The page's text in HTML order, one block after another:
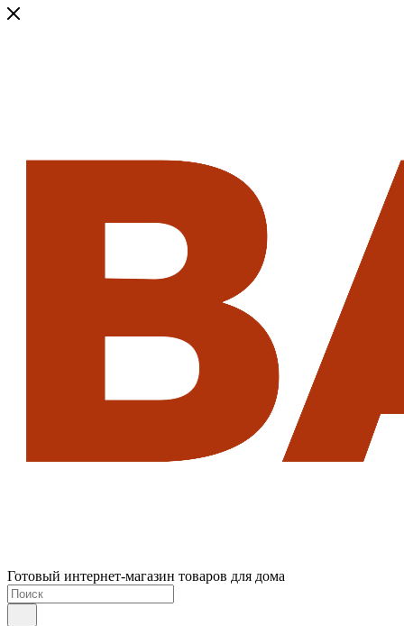
Готовый интернет-магазин товаров для дома